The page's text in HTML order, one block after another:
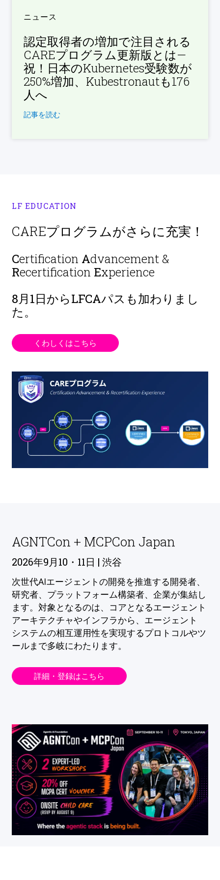
ニュース
認定取得者の増加で注目される
CAREプログラム更新版とは—
祝！日本のKubernetes受験数が
250%増加、Kubestronautも176
人へ
記事を読む
LF EDUCATION
CAREプログラムがさらに充実！
Certification Advancement &
Recertification Experience
8月1日からLFCAパスも加わりまし
た。
くわしくはこちら
AGNTCon + MCPCon Japan
2026年9月10・11日 | 渋谷
次世代AIエージェントの開発を推進する開発者、
研究者、プラットフォーム構築者、企業が集結し
ます。対象となるのは、コアとなるエージェント
アーキテクチャやインフラから、エージェント
システムの相互運用性を実現するプロトコルやツ
ールまで多岐にわたります。
詳細・登録はこちら